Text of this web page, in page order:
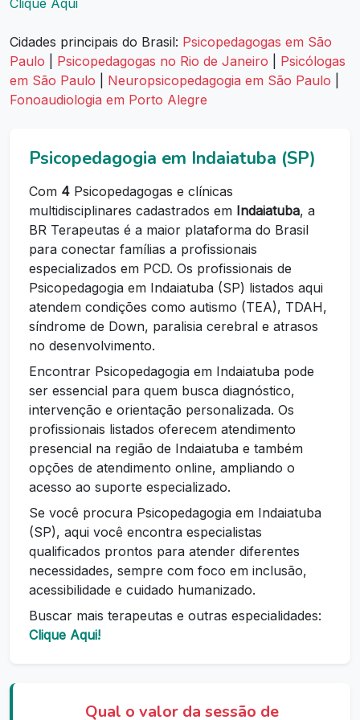
Clique Aqui
Cidades principais do Brasil: Psicopedagogas em São
Paulo
Psicopedagogas no Rio de Janeiro
Psicólogas
em São Paulo
Neuropsicopedagogia em São Paulo
Fonoaudiologia em Porto Alegre
Psicopedagogia em Indaiatuba (SP)
Com 4 Psicopedagogas e clínicas
multidisciplinares cadastrados em Indaiatuba, a
BR Terapeutas é a maior plataforma do Brasil
para conectar famílias a profissionais
especializados em PCD. Os profissionais de
Psicopedagogia em Indaiatuba (SP) listados aqui
atendem condições como autismo (TEA), TDAH,
síndrome de Down, paralisia cerebral e atrasos
no desenvolvimento.
Encontrar Psicopedagogia em Indaiatuba pode
ser essencial para quem busca diagnóstico,
intervenção e orientação personalizada. Os
profissionais listados oferecem atendimento
presencial na região de Indaiatuba e também
opções de atendimento online, ampliando o
acesso ao suporte especializado.
Se você procura Psicopedagogia em Indaiatuba
(SP), aqui você encontra especialistas
qualificados prontos para atender diferentes
necessidades, sempre com foco em inclusão,
acessibilidade e cuidado humanizado.
Buscar mais terapeutas e outras especialidades:
Clique Aqui!
Qual o valor da sessão de